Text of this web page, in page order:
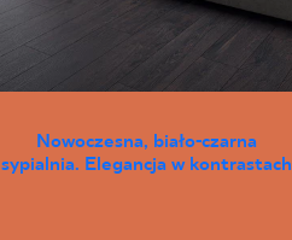
Nowoczesna, biało-czarna
sypialnia. Elegancja w kontrastach